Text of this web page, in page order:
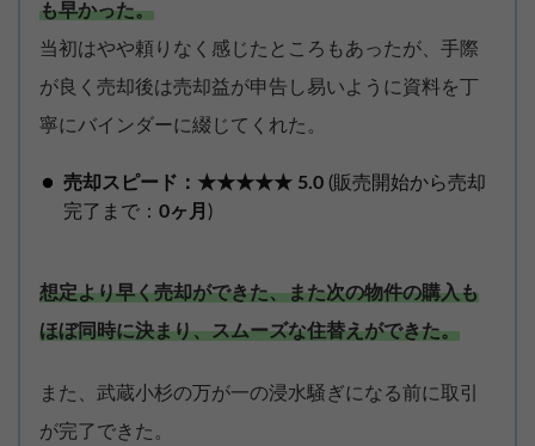
も早かった。
当初はやや頼りなく感じたところもあったが、手際
が良く売却後は売却益が申告し易いように資料を丁
寧にバインダーに綴じてくれた。
売却スピード：★★★★★ 5.0 (販売開始から売却
完了まで： 0ヶ月 )
想定より早く売却ができた、また次の物件の購入も
ほぼ同時に決まり、スムーズな住替えができた。
また、武蔵小杉の万が一の浸水騒ぎになる前に取引
が完了できた。